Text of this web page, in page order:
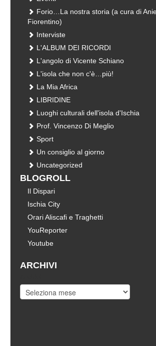
Forio…La nostra storia (a cura di
Fiorentino)
Interviste
L'ALBUM DEI RICORDI
L'angolo di Vicente Schiano
L'isola che non c'è…più!
La Mia Africa
LIBRIDINE
Luoghi culturali dell'isola d'Ischia
Prof. Vincenzo Di Meglio
Sport
Un consiglio al giorno
Uncategorized
BLOGROLL
Il Dispari
Ischia City
Orari Aliscafi e Traghetti
YouReporter
Youtube
ARCHIVI